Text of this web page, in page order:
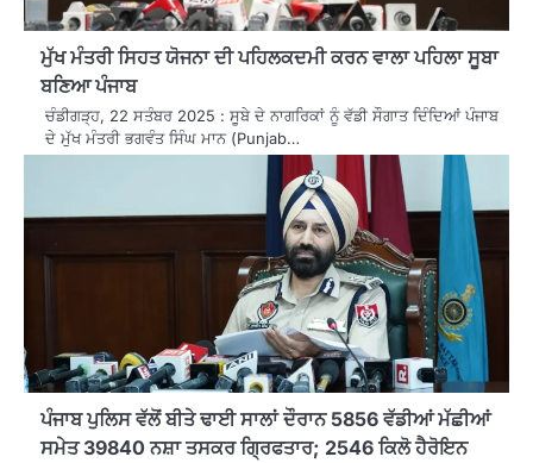
ਮੁੱਖ ਮੰਤਰੀ ਸਿਹਤ ਯੋਜਨਾ ਦੀ ਪਹਿਲਕਦਮੀ ਕਰਨ ਵਾਲਾ ਪਹਿਲਾ ਸੂਬਾ
ਬਣਿਆ ਪੰਜਾਬ
ਚੰਡੀਗੜ੍ਹ, 22 ਸਤੰਬਰ 2025 : ਸੂਬੇ ਦੇ ਨਾਗਰਿਕਾਂ ਨੂੰ ਵੱਡੀ ਸੌਗਾਤ ਦਿੰਦਿਆਂ ਪੰਜਾਬ
ਦੇ ਮੁੱਖ ਮੰਤਰੀ ਭਗਵੰਤ ਸਿੰਘ ਮਾਨ (Punjab…
ਪੰਜਾਬ ਪੁਲਿਸ ਵੱਲੋਂ ਬੀਤੇ ਢਾਈ ਸਾਲਾਂ ਦੌਰਾਨ 5856 ਵੱਡੀਆਂ ਮੱਛੀਆਂ
ਸਮੇਤ 39840 ਨਸ਼ਾ ਤਸਕਰ ਗ੍ਰਿਫਤਾਰ; 2546 ਕਿਲੋ ਹੈਰੋਇਨ